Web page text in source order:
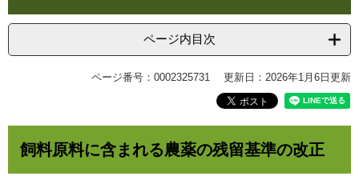
本
へ
ページ内目次
ページ番号：0002325731 更新日：2026年1月6日更新
飼料原料に含まれる農薬の残留基準の改正